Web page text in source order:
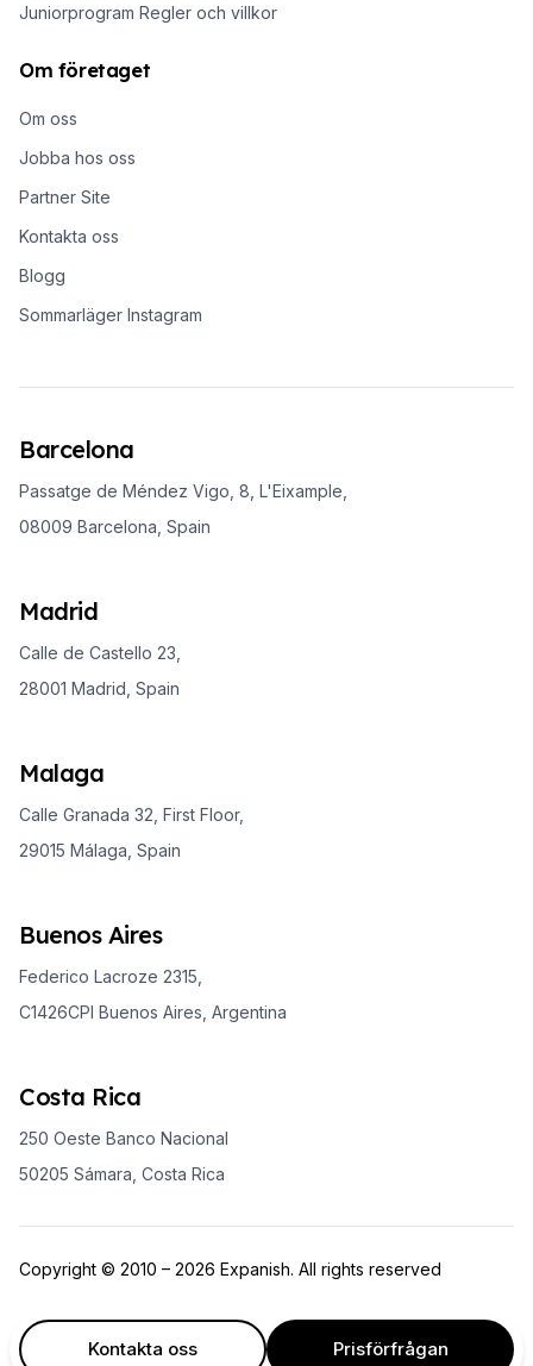
Juniorprogram Regler och villkor
Om företaget
Om oss
Jobba hos oss
Partner Site
Kontakta oss
Blogg
Sommarläger Instagram
Barcelona
Passatge de Méndez Vigo, 8, L'Eixample,
08009 Barcelona, Spain
Madrid
Calle de Castello 23,
28001 Madrid, Spain
Malaga
Calle Granada 32, First Floor,
29015 Málaga, Spain
Buenos Aires
Federico Lacroze 2315,
C1426CPI Buenos Aires, Argentina
Costa Rica
250 Oeste Banco Nacional
50205 Sámara, Costa Rica
Copyright © 2010 – 2026 Expanish. All rights reserved
Kontakta oss Prisförfrågan